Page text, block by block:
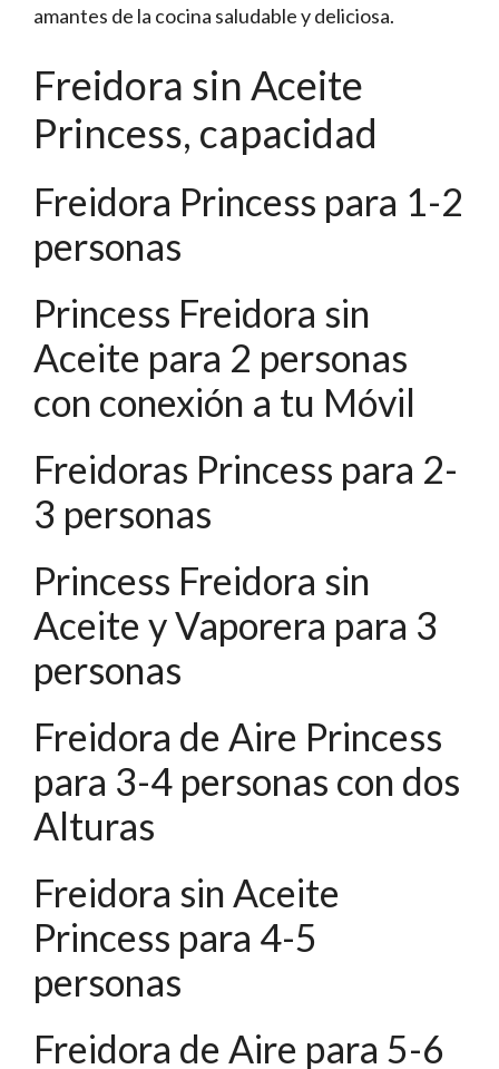
amantes de la cocina saludable y deliciosa.
Freidora sin Aceite
Princess, capacidad
Freidora Princess para 1-2
personas
Princess Freidora sin
Aceite para 2 personas
con conexión a tu Móvil
Freidoras Princess para 2-
3 personas
Princess Freidora sin
Aceite y Vaporera para 3
personas
Freidora de Aire Princess
para 3-4 personas con dos
Alturas
Freidora sin Aceite
Princess para 4-5
personas
Freidora de Aire para 5-6